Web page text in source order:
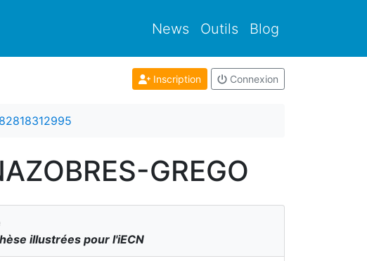
News Outils Blog
Inscription Connexion
GREGO
illustrées pour l'iECN